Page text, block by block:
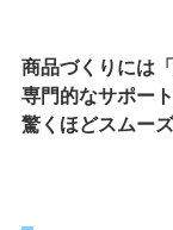
商品づくりには
専門的なサポー
驚くほどスムー